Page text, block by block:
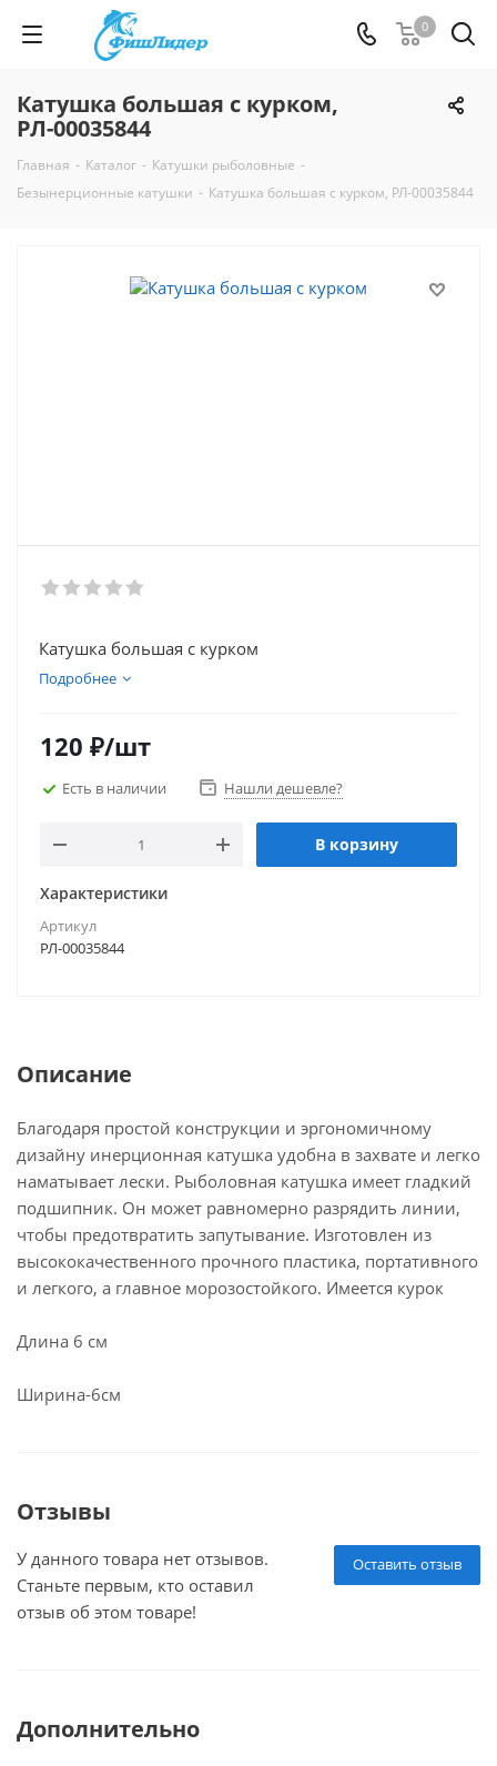
0
Катушка большая с курком,
РЛ-00035844
Главная - Каталог - Катушки рыболовные -
Безынерционные катушки - Катушка большая с курком, РЛ-00035844
Катушка большая с курком
Подробнее
120 ₽/шт
Есть в наличии Нашли дешевле?
В корзину
Характеристики
Артикул
РЛ-00035844
Описание
Благодаря простой конструкции и эргономичному
дизайну инерционная катушка удобна в захвате и легко
наматывает лески. Рыболовная катушка имеет гладкий
подшипник. Он может равномерно разрядить линии,
чтобы предотвратить запутывание. Изготовлен из
высококачественного прочного пластика, портативного
и легкого, а главное морозостойкого. Имеется курок
Длина 6 см
Ширина-6см
Отзывы
Оставить отзыв
У данного товара нет отзывов.
Станьте первым, кто оставил
отзыв об этом товаре!
Дополнительно